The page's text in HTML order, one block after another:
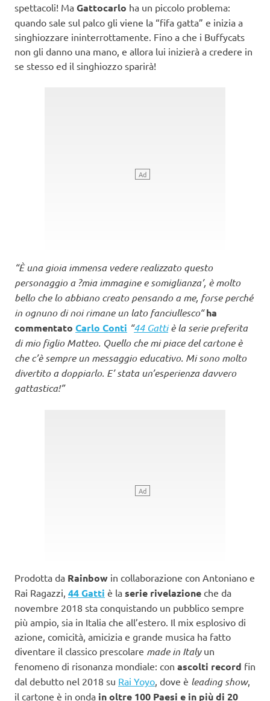
spettacoli! Ma Gattocarlo ha un piccolo problema:
quando sale sul palco gli viene la “fifa gatta” e inizia a
singhiozzare ininterrottamente. Fino a che i Buffycats
non gli danno una mano, e allora lui inizierà a credere in
se stesso ed il singhiozzo sparirà!
“È una gioia immensa vedere realizzato questo
personaggio a ?mia immagine e somiglianza’, è molto
bello che lo abbiano creato pensando a me, forse perché
in ognuno di noi rimane un lato fanciullesco“ha
commentato Carlo Conti “44 Gattiè la serie preferita
di mio figlio Matteo. Quello che mi piace del cartone è
che c’è sempre un messaggio educativo. Mi sono molto
divertito a doppiarlo. E’ stata un’esperienza davvero
gattastica!”
Prodotta da Rainbow in collaborazione con Antoniano e
Rai Ragazzi, 44 Gatti è la serie rivelazione che da
novembre 2018 sta conquistando un pubblico sempre
più ampio, sia in Italia che all’estero. Il mix esplosivo di
azione, comicità, amicizia e grande musica ha fatto
diventare il classico prescolare made in Italyun
fenomeno di risonanza mondiale: con ascolti record fin
dal debutto nel 2018 su Rai Yoyo , dove è leading show,
il cartone è in onda in oltre 100 Paesi e in più di 20